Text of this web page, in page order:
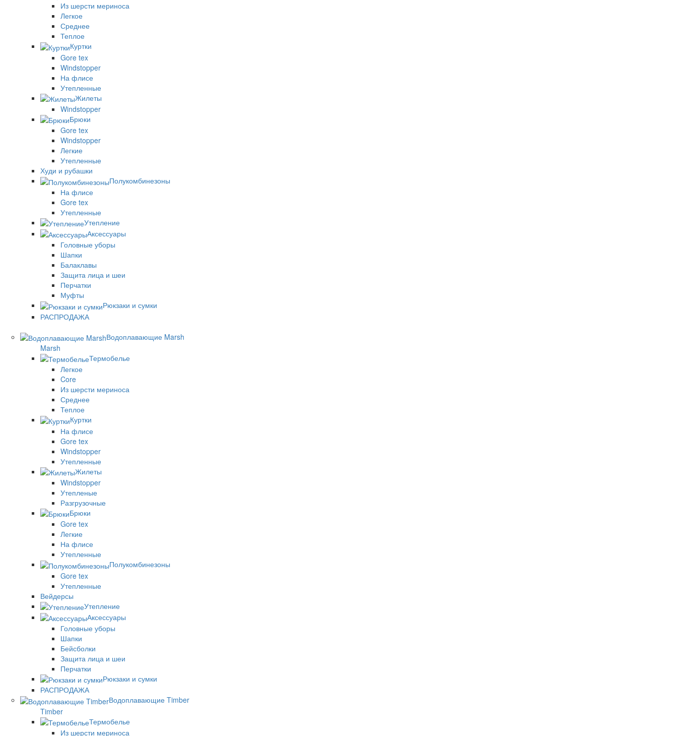
Из шерсти мериноса
Легкое
Среднее
Теплое
Куртки
Gore tex
Windstopper
На флисе
Утепленные
Жилеты
Windstopper
Брюки
Gore tex
Windstopper
Легкие
Утепленные
Худи и рубашки
Полукомбинезоны
На флисе
Gore tex
Утепленные
Утепление
Аксессуары
Головные уборы
Шапки
Балаклавы
Защита лица и шеи
Перчатки
Муфты
Рюкзаки и сумки
РАСПРОДАЖА
Водоплавающие Marsh
Marsh
Термобелье
Легкое
Core
Из шерсти мериноса
Среднее
Теплое
Куртки
На флисе
Gore tex
Windstopper
Утепленные
Жилеты
Windstopper
Утепленые
Разгрузочные
Брюки
Gore tex
Легкие
На флисе
Утепленные
Полукомбинезоны
Gore tex
Утепленные
Вейдерсы
Утепление
Аксессуары
Головные уборы
Шапки
Бейсболки
Защита лица и шеи
Перчатки
Рюкзаки и сумки
РАСПРОДАЖА
Водоплавающие Timber
Timber
Термобелье
Из шерсти мериноса